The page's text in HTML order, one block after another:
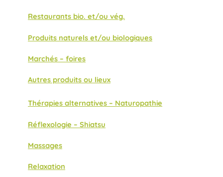
Restaurants bio. et/ou vég.
Produits naturels et/ou biologiques
Marchés – foires
Autres produits ou lieux
Thérapies alternatives – Naturopathie
Réflexologie – Shiatsu
Massages
Relaxation